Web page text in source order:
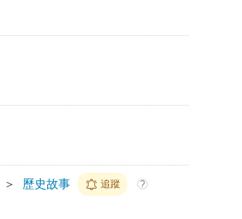
＞ 歷史故事 追蹤 ?